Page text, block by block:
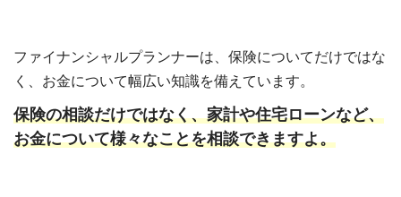
ファイナンシャルプランナーは、 保険についてだけではな
く、お金について幅広い知識を備えています。
保険の相談だけではなく、家計や住宅ローンなど、
お金について様々なことを相談できますよ。